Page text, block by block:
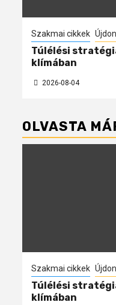
Szakmai cikkek
Túlélési
klímában
2026-08-04
OLVASTA
Szakmai cikkek
Túlélési
klímában